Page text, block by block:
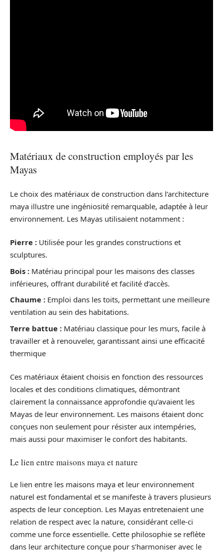
Matériaux de construction employés par les
Mayas
Le choix des matériaux de construction dans l’architecture
maya illustre une ingéniosité remarquable, adaptée à leur
environnement. Les Mayas utilisaient notamment :
Pierre : Utilisée pour les grandes constructions et
sculptures.
Bois : Matériau principal pour les maisons des classes
inférieures, offrant durabilité et facilité d’accès.
Chaume : Emploi dans les toits, permettant une meilleure
ventilation au sein des habitations.
Terre battue : Matériau classique pour les murs, facile à
travailler et à renouveler, garantissant ainsi une efficacité
thermique
Ces matériaux étaient choisis en fonction des ressources
locales et des conditions climatiques, démontrant
clairement la connaissance approfondie qu’avaient les
Mayas de leur environnement. Les maisons étaient donc
conçues non seulement pour résister aux intempéries,
mais aussi pour maximiser le confort des habitants.
Le lien entre maisons maya et nature
Le lien entre les maisons maya et leur environnement
naturel est fondamental et se manifeste à travers plusieurs
aspects de leur conception. Les Mayas entretenaient une
relation de respect avec la nature, considérant celle-ci
comme une force essentielle. Cette philosophie se reflète
dans leur architecture conçue pour s’harmoniser avec le